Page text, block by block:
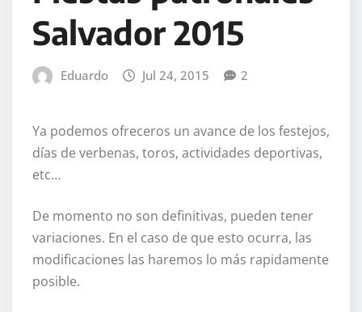
Salvador 2015
Eduardo Jul 24, 2015 2
Ya podemos ofreceros un avance de los festejos,
días de verbenas, toros, actividades deportivas,
etc…
De momento no son definitivas, pueden tener
variaciones. En el caso de que esto ocurra, las
modificaciones las haremos lo más rapidamente
posible.